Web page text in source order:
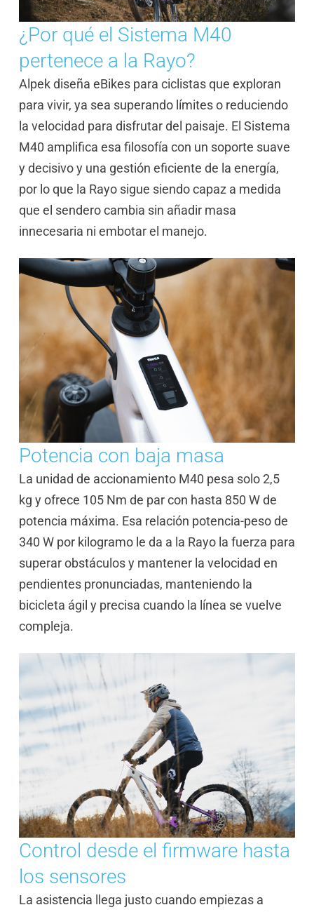
¿Por qué el Sistema M40
pertenece a la Rayo?
Alpek diseña eBikes para ciclistas que exploran
para vivir, ya sea superando límites o reduciendo
la velocidad para disfrutar del paisaje. El Sistema
M40 amplifica esa filosofía con un soporte suave
y decisivo y una gestión eficiente de la energía,
por lo que la Rayo sigue siendo capaz a medida
que el sendero cambia sin añadir masa
innecesaria ni embotar el manejo.
Potencia con baja masa
La unidad de accionamiento M40 pesa solo 2,5
kg y ofrece 105 Nm de par con hasta 850 W de
potencia máxima. Esa relación potencia-peso de
340 W por kilogramo le da a la Rayo la fuerza para
superar obstáculos y mantener la velocidad en
pendientes pronunciadas, manteniendo la
bicicleta ágil y precisa cuando la línea se vuelve
compleja.
Control desde el firmware hasta
los sensores
La asistencia llega justo cuando empiezas a